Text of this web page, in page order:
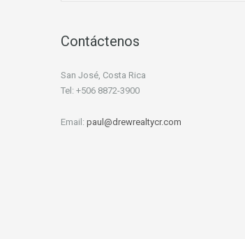
Contáctenos
San José, Costa Rica
Tel: +506 8872-3900
Email: paul@drewrealtycr.com